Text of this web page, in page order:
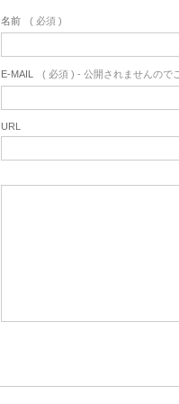
名前 ( 必須 )
E-MAIL ( 必須 ) - 公開されませんので
URL